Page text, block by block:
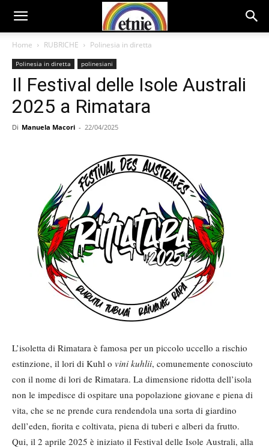
Home RUBRICHE Polinesia in diretta
Polinesia in diretta polinesiani
Il Festival delle Isole Australi
2025 a Rimatara
Di Manuela Macori - 22/04/2025
L’isoletta di Rimatara è famosa per un piccolo uccello a rischio
estinzione, il lori di Kuhl o vini kuhlii, comunemente conosciuto
con il nome di lori de Rimatara. La dimensione ridotta dell’isola
non le impedisce di ospitare una popolazione giovane e piena di
vita, che se ne prende cura rendendola una sorta di giardino
dell’eden, fiorita e coltivata, piena di tuberi e alberi da frutto.
Qui, il 2 aprile 2025 è iniziato il Festival delle Isole Australi, alla